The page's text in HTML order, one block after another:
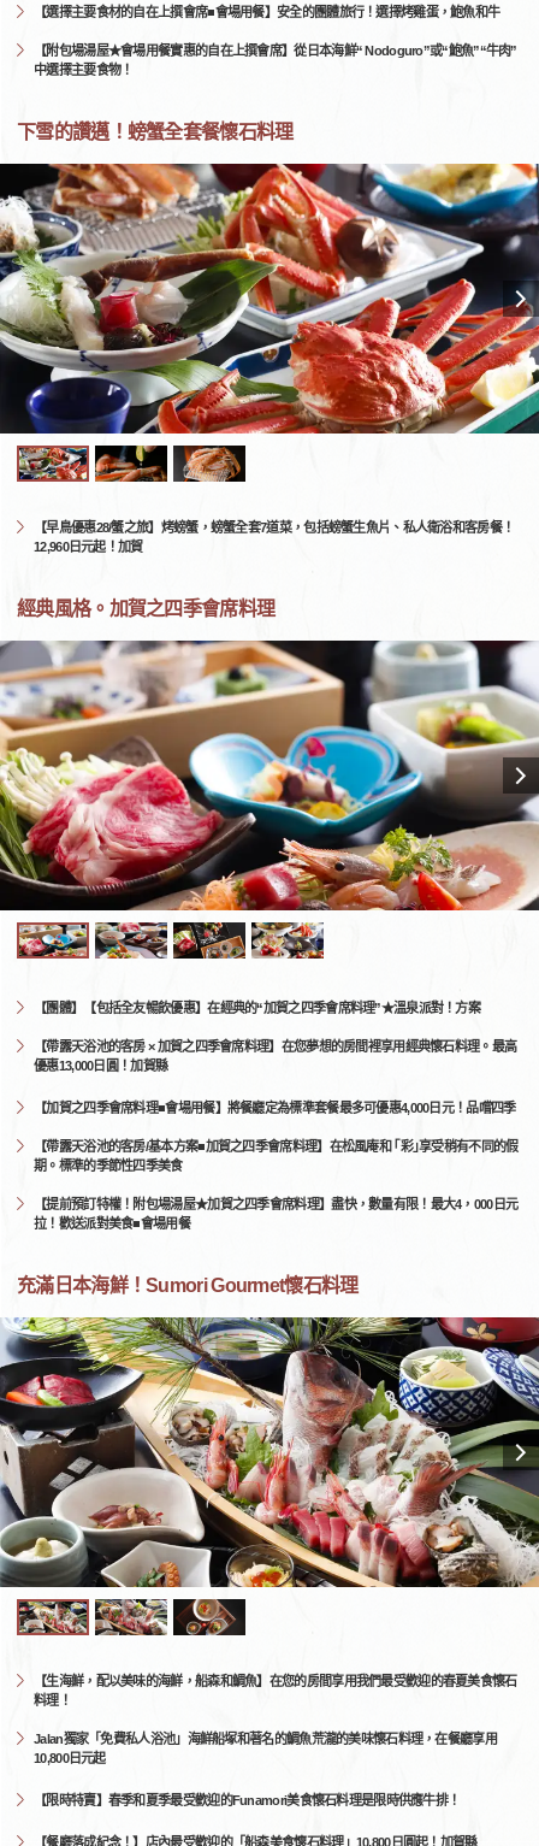
【選擇主要食材的自在上撰會席■會場用餐】安全的團體旅行！選擇烤雞蛋，鮑魚和牛
【附包場湯屋★會場用餐實惠的自在上撰會席】從日本海鮮“ Nodoguro”或“鮑魚”“牛肉”
中選擇主要食物！
下雪的讚邁！螃蟹全套餐懷石料理
【早鳥優惠28/蟹之旅】烤螃蟹，螃蟹全套7道菜，包括螃蟹生魚片、私人衛浴和客房餐！
12,960日元起！加賀
經典風格。加賀之四季會席料理
【團體】【包括全友暢飲優惠】在經典的“加賀之四季會席料理”★溫泉派對！方案
【帶露天浴池的客房 × 加賀之四季會席料理】在您夢想的房間裡享用經典懷石料理。最高
優惠13,000日圓！加賀縣
【加賀之四季會席料理■會場用餐】將餐廳定為標準套餐最多可優惠4,000日元！品嚐四季
【帶露天浴池的客房/基本方案■加賀之四季會席料理】在松風庵和 ｢彩｣享受稍有不同的假
期。標準的季節性四季美食
【提前預訂特權！附包場湯屋★加賀之四季會席料理】盡快，數量有限！最大4，000日元
拉！歡送派對美食■會場用餐
充滿日本海鮮！Sumori Gourmet懷石料理
【生海鮮，配以美味的海鮮，船森和鯛魚】在您的房間享用我們最受歡迎的春夏美食懷石
料理！
Jalan獨家「免費私人浴池」海鮮船塚和著名的鯛魚荒瀧的美味懷石料理，在餐廳享用
10,800日元起
【限時特賣】春季和夏季最受歡迎的Funamori美食懷石料理是限時供應牛排！
【餐廳落成紀念！】店內最受歡迎的「船森美食懷石料理」10,800日圓起！加賀縣